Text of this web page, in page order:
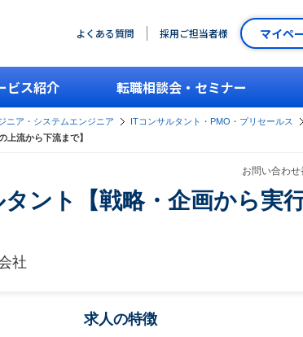
よくある質問 採用ご担当者様 マイペ
ビス紹介 転職相談会・セミナー
ニア・システムエンジニア ITコンサルタント・PMO・プリセールス
上流から下流まで】
お問い合わ
ント【戦略・企画から実
社
求人の特徴